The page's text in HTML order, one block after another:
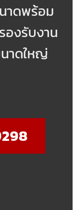
าดพร้อม
องรับงาน
าดใหญ่